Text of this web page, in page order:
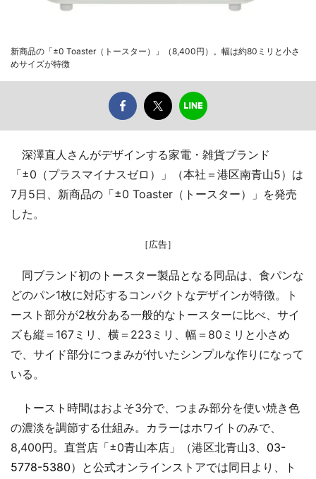
新商品の「±0 Toaster（トースター）」（8,400円）。幅は約80ミリと小さ
めサイズが特徴
深澤直人さんがデザインする家電・雑貨ブランド
「±0（プラスマイナスゼロ）」（本社＝港区南青山5）は
7月5日、新商品の「±0 Toaster（トースター）」を発売
した。
［広告］
同ブランド初のトースター製品となる同品は、食パンな
どのパン1枚に対応するコンパクトなデザインが特徴。ト
ースト部分が2枚分ある一般的なトースターに比べ、サイ
ズも縦＝167ミリ、横＝223ミリ、幅＝80ミリと小さめ
で、サイド部分につまみが付いたシンプルな作りになって
いる。
トースト時間はおよそ3分で、つまみ部分を使い焼き色
の濃淡を調節する仕組み。カラーはホワイトのみで、
8,400円。直営店「±0青山本店」（港区北青山3、 03-
5778-5380）と公式オンラインストアでは同日より、ト